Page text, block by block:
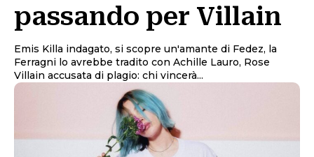
passando per Villain
Emis Killa indagato, si scopre un'amante di Fedez, la
Ferragni lo avrebbe tradito con Achille Lauro, Rose
Villain accusata di plagio: chi vincerà...